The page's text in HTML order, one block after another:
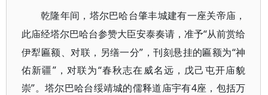
乾隆年间，塔尔巴哈台肇丰城建有一座关帝庙，
此庙经塔尔巴哈台参赞大臣安泰奏请，准予“从前赏给
伊犁匾额、对联，另缮一分”，刊刻悬挂的匾额为“神
佑新疆”，对联为“春秋志在威名远，戊己屯开庙貌
崇”。塔尔巴哈台绥靖城的儒释道庙宇有4座，包括万